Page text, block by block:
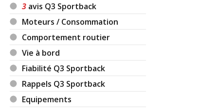
3 avis Q3 Sportback
Moteurs / Consommation
Comportement routier
Vie à bord
Fiabilité Q3 Sportback
Rappels Q3 Sportback
Equipements